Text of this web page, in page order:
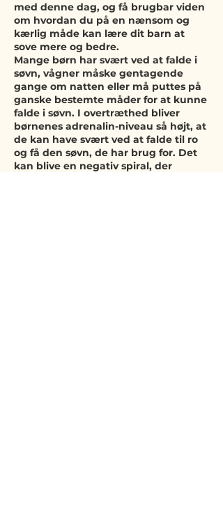
med denne dag, og få brugbar viden
om hvordan du på en nænsom og
kærlig måde kan lære dit barn at
sove mere og bedre.
Mange børn har svært ved at falde i
søvn, vågner måske gentagende
gange om natten eller må puttes på
ganske bestemte måder for at kunne
falde i søvn. I overtræthed bliver
børnenes adrenalin-niveau så højt, at
de kan have svært ved at falde til ro
og få den søvn, de har brug for. Det
kan blive en negativ spiral, der